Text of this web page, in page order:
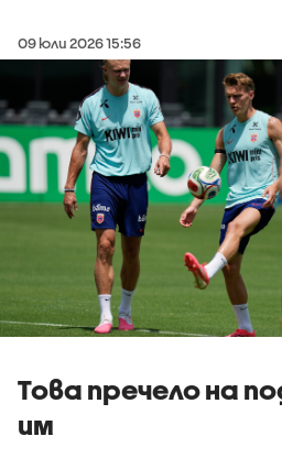
09 юли 2026 15:56
Това пречело на
им